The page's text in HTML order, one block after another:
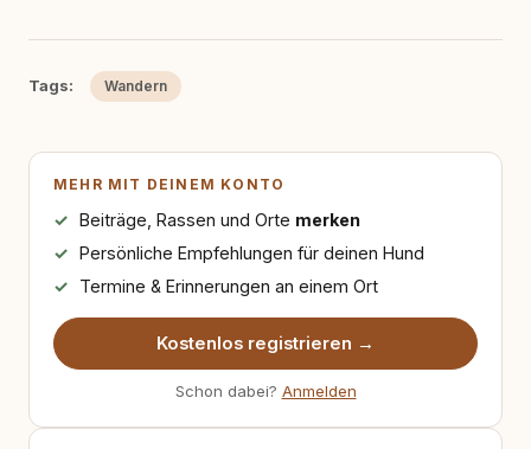
Tags: Wandern
MEHR MIT DEINEM KONTO
Beiträge, Rassen und Orte merken
Persönliche Empfehlungen für deinen Hund
Termine & Erinnerungen an einem Ort
Kostenlos registrieren →
Schon dabei? Anmelden